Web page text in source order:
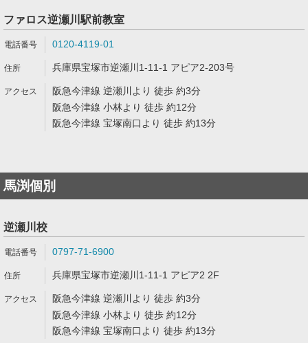
ファロス逆瀬川駅前教室
0120-4119-01
兵庫県宝塚市逆瀬川1-11-1 アピア2-203号
阪急今津線 逆瀬川より 徒歩 約3分
阪急今津線 小林より 徒歩 約12分
阪急今津線 宝塚南口より 徒歩 約13分
馬渕個別
逆瀬川校
0797-71-6900
兵庫県宝塚市逆瀬川1-11-1 アピア2 2F
阪急今津線 逆瀬川より 徒歩 約3分
阪急今津線 小林より 徒歩 約12分
阪急今津線 宝塚南口より 徒歩 約13分